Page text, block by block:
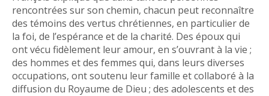
rencontrées sur son chemin, chacun peut reconnaître
des témoins des vertus chrétiennes, en particulier de
la foi, de l’espérance et de la charité. Des époux qui
ont vécu fidèlement leur amour, en s’ouvrant à la vie ;
des hommes et des femmes qui, dans leurs diverses
occupations, ont soutenu leur famille et collaboré à la
diffusion du Royaume de Dieu ; des adolescents et des